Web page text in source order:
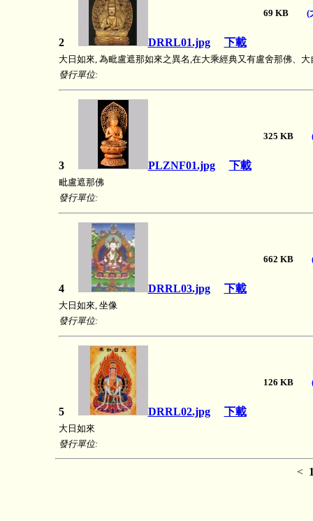
2 DRRL01.jpg 下載
69 KB (
大日如來, 為毗盧遮那如來之異名,在大乘經典又有盧舍那佛、
發行單位:
3 PLZNF01.jpg 下載
325 KB
毗盧遮那佛
發行單位:
4 DRRL03.jpg 下載
662 KB
大日如來, 坐像
發行單位:
5 DRRL02.jpg 下載
126 KB
大日如來
發行單位:
<